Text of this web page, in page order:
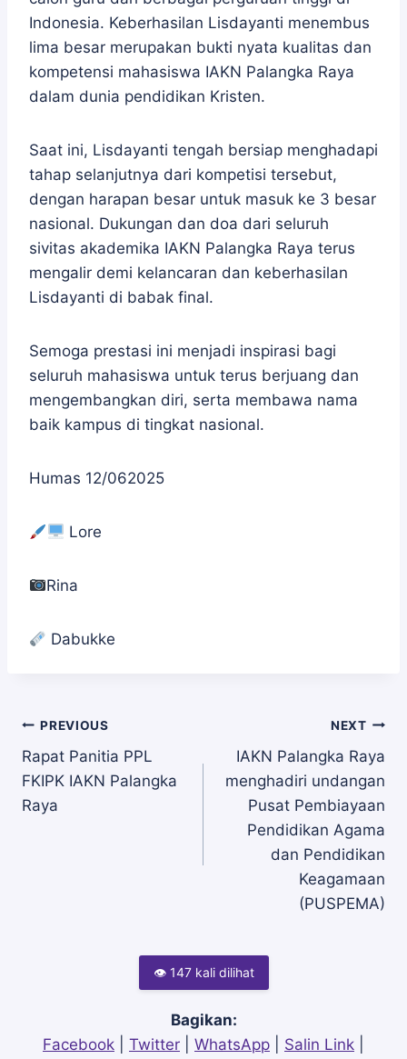
Indonesia. Keberhasilan Lisdayanti menembus
lima besar merupakan bukti nyata kualitas dan
kompetensi mahasiswa IAKN Palangka Raya
dalam dunia pendidikan Kristen.
Saat ini, Lisdayanti tengah bersiap menghadapi
tahap selanjutnya dari kompetisi tersebut,
dengan harapan besar untuk masuk ke 3 besar
nasional. Dukungan dan doa dari seluruh
sivitas akademika IAKN Palangka Raya terus
mengalir demi kelancaran dan keberhasilan
Lisdayanti di babak final.
Semoga prestasi ini menjadi inspirasi bagi
seluruh mahasiswa untuk terus berjuang dan
mengembangkan diri, serta membawa nama
baik kampus di tingkat nasional.
Humas 12/062025
Lore
Rina
Dabukke
Navigasi
pos
PREVIOUS
Rapat Panitia PPL
FKIPK IAKN Palangka
Raya
NEXT
IAKN Palangka Raya
menghadiri undangan
Pusat Pembiayaan
Pendidikan Agama
dan Pendidikan
Keagamaan
(PUSPEMA)
👁 147 kali dilihat
Bagikan:
Facebook
Twitter WhatsApp Salin Link